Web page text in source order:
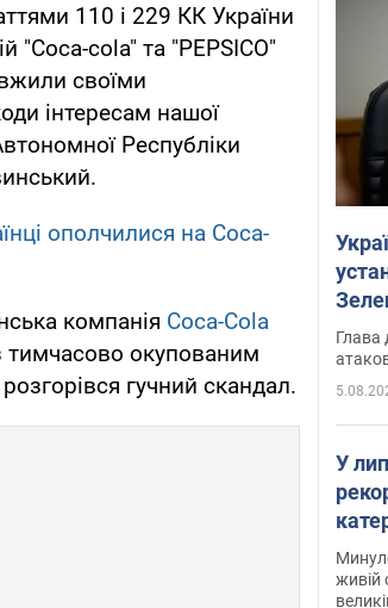
110 і 229 КК України
"Coca-cola" та "PEPSICO"
своїми
інтересам нашої
Республіки
ополчилися на Coca-
компанія Coca-Cola
тимчасово окупованим
гучний скандал.
Глава
У
живій